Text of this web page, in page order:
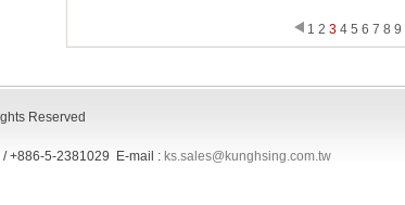
1 2 3 4 5 6 7 8 9
Reserved
+886-5-2381029 E-mail : ks.sales@kunghsing.com.tw